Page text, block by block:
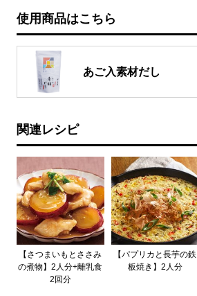
使用商品はこちら
あご入素材だし
関連レシピ
【さつまいもとささみ
の煮物】2人分+離乳食
2回分
【パプリカと長芋の鉄
板焼き】2人分